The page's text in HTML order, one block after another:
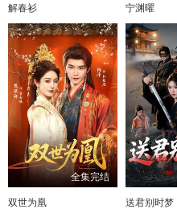
解春衫 宁渊曜
全集完结
双世为凰 送君别时梦